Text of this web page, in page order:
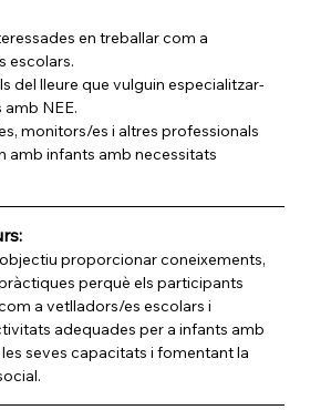
en treballar com a
escolars.
del lleure que vulguin especialitzar-
amb NEE.
monitors/es i altres professionals
amb infants amb necessitats
proporcionar coneixements,
perquè els participants
a vetlladors/es escolars i
adequades per a infants amb
seves capacitats i fomentant la